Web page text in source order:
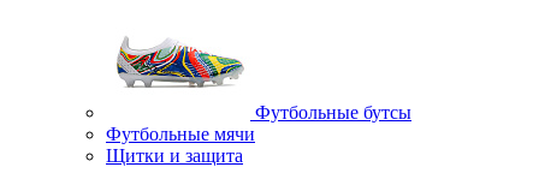
Футбольные бутсы
Футбольные мячи
Щитки и защита